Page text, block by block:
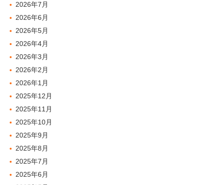
2026年7月
2026年6月
2026年5月
2026年4月
2026年3月
2026年2月
2026年1月
2025年12月
2025年11月
2025年10月
2025年9月
2025年8月
2025年7月
2025年6月